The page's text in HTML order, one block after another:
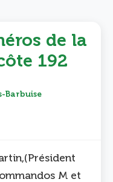
de la
192
Barbuise
M et